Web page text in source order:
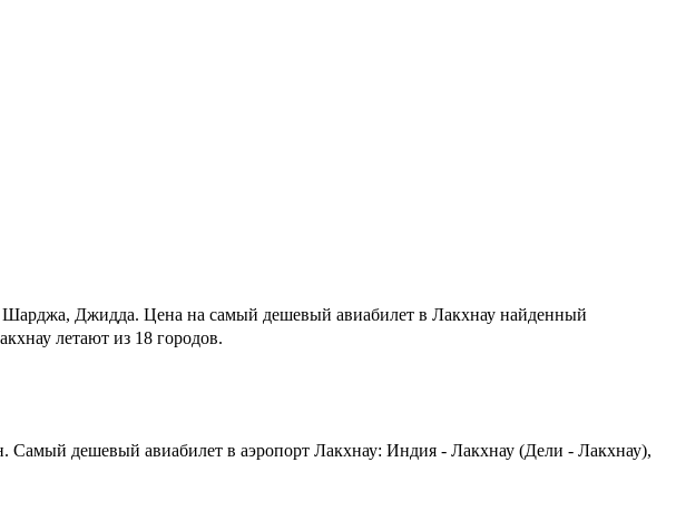
Шарджа, Джидда. Цена на самый дешевый авиабилет в Лакхнау найденный
летают из 18 городов.
дешевый авиабилет в аэропорт Лакхнау: Индия - Лакхнау (Дели - Лакхнау),